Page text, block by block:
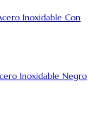
Inoxidable Con
Inoxidable Negro